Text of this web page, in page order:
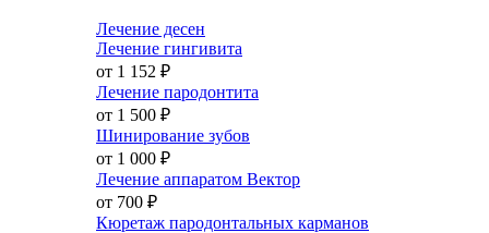
Лечение десен
Лечение гингивита
от 1 152 ₽
Лечение пародонтита
от 1 500 ₽
Шинирование зубов
от 1 000 ₽
Лечение аппаратом Вектор
от 700 ₽
Кюретаж пародонтальных карманов